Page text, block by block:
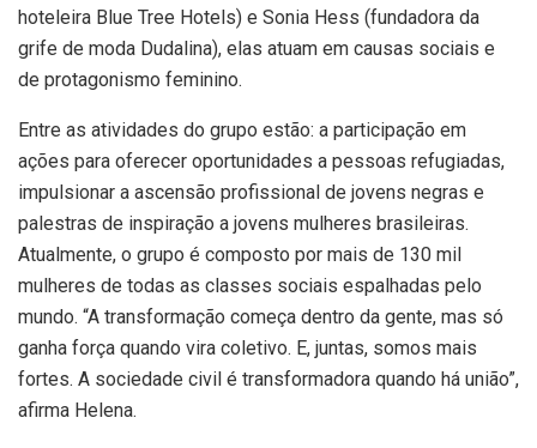
hoteleira Blue Tree Hotels) e Sonia Hess (fundadora da
grife de moda Dudalina), elas atuam em causas sociais e
de protagonismo feminino.
Entre as atividades do grupo estão: a participação em
ações para oferecer oportunidades a pessoas refugiadas,
impulsionar a ascensão profissional de jovens negras e
palestras de inspiração a jovens mulheres brasileiras.
Atualmente, o grupo é composto por mais de 130 mil
mulheres de todas as classes sociais espalhadas pelo
mundo. “A transformação começa dentro da gente, mas só
ganha força quando vira coletivo. E, juntas, somos mais
fortes. A sociedade civil é transformadora quando há união”,
afirma Helena.